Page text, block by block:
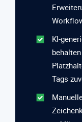
KI-
Tags